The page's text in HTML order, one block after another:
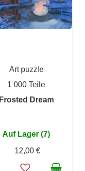
Art puzzle
1 000 Teile
Frosted Dream
Auf Lager (7)
12,00 €